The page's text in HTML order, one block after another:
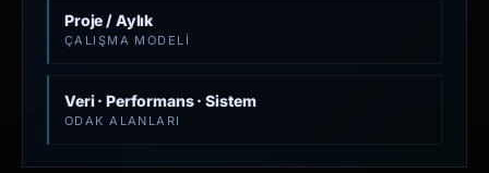
Proje / Aylık
ÇALIŞMA MODELI
Veri · Performans · Sistem
ODAK ALANLARI